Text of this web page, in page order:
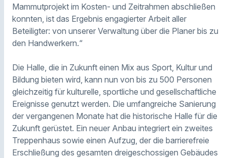
Mammutprojekt im Kosten- und Zeitrahmen abschließen
konnten, ist das Ergebnis engagierter Arbeit aller
Beteiligter: von unserer Verwaltung über die Planer bis zu
den Handwerkern.“
Die Halle, die in Zukunft einen Mix aus Sport, Kultur und
Bildung bieten wird, kann nun von bis zu 500 Personen
gleichzeitig für kulturelle, sportliche und gesellschaftliche
Ereignisse genutzt werden. Die umfangreiche Sanierung
der vergangenen Monate hat die historische Halle für die
Zukunft gerüstet. Ein neuer Anbau integriert ein zweites
Treppenhaus sowie einen Aufzug, der die barrierefreie
Erschließung des gesamten dreigeschossigen Gebäudes